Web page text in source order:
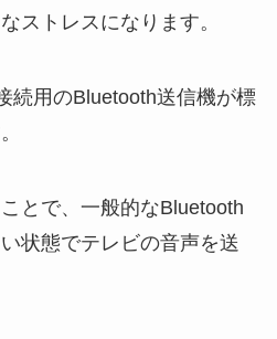
ストレスになります。
続用のBluetooth送信機が標
とで、一般的なBluetooth
状態でテレビの音声を送